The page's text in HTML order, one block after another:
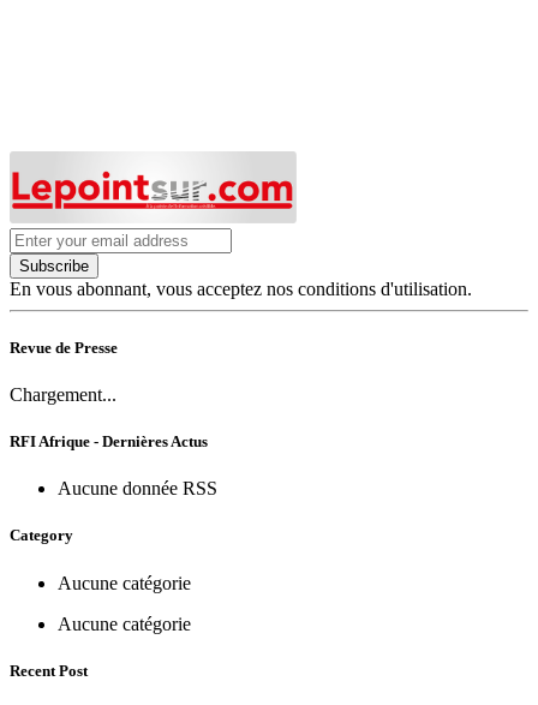
Subscribe
En vous abonnant, vous acceptez nos conditions d'utilisation.
Revue de Presse
Chargement...
RFI Afrique - Dernières Actus
Aucune donnée RSS
Category
Aucune catégorie
Aucune catégorie
Recent Post